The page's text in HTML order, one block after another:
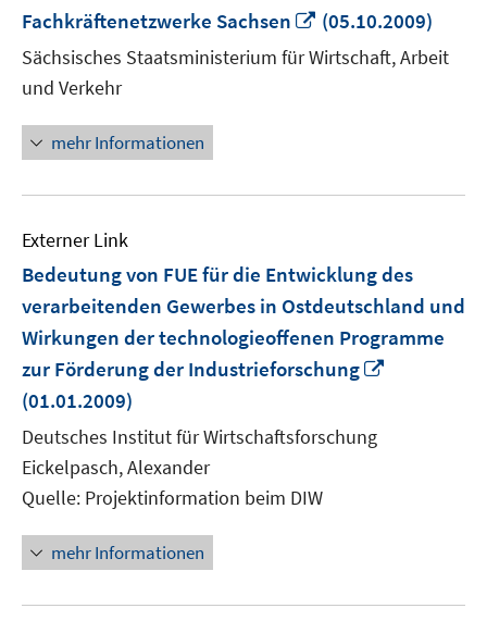
Fachkräftenetzwerke Sachsen
In
neuem
Fenster
(05.10.2009)
Sächsisches Staatsministerium für Wirtschaft, Arbeit
und Verkehr
mehr Informationen
Externer Link
Bedeutung von FUE für die Entwicklung des
verarbeitenden Gewerbes in Ostdeutschland und
Wirkungen der technologieoffenen Programme
zur Förderung der Industrieforschung
(01.01.2009)
Deutsches Institut für Wirtschaftsforschung
Eickelpasch, Alexander
Quelle: Projektinformation beim DIW
mehr Informationen